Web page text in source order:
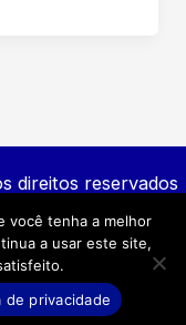
direitos reservados
você tenha a melhor
a usar este site,
de privacidade